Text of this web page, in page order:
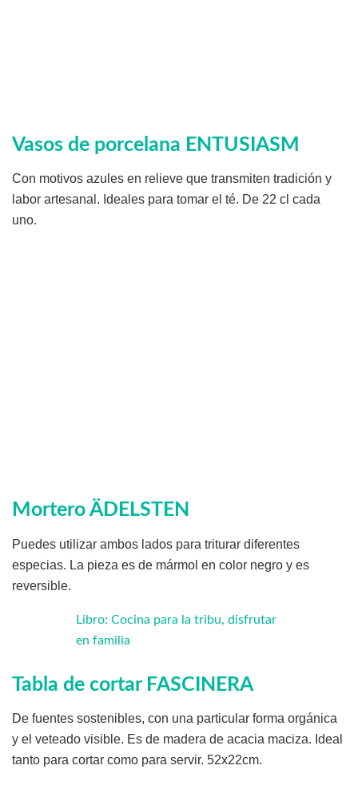
Vasos de porcelana ENTUSIASM
Con motivos azules en relieve que transmiten tradición y
labor artesanal. Ideales para tomar el té. De 22 cl cada
uno.
Mortero ÄDELSTEN
Puedes utilizar ambos lados para triturar diferentes
especias. La pieza es de mármol en color negro y es
reversible.
Libro: Cocina para la tribu, disfrutar
en familia
Tabla de cortar FASCINERA
De fuentes sostenibles, con una particular forma orgánica
y el veteado visible. Es de madera de acacia maciza. Ideal
tanto para cortar como para servir. 52x22cm.